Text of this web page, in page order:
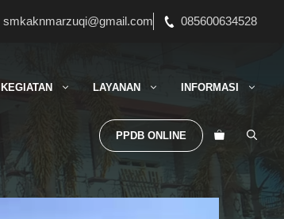
smkaknmarzuqi@gmail.com 085600634528
KEGIATAN LAYANAN INFORMASI
PPDB ONLINE